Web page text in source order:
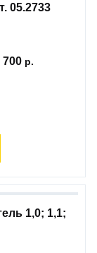
05.2733
700
1,0; 1,1;